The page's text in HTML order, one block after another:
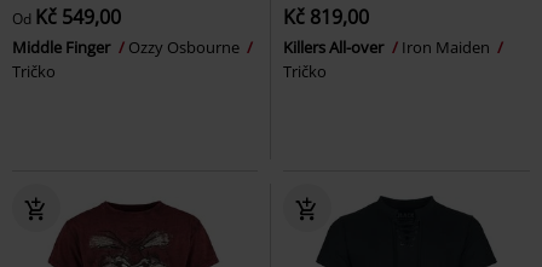
Od Kč 549,00
Middle Finger
Ozzy Osbourne
Tričko
Kč 819,00
Killers All-over
Iron Maiden
Tričko